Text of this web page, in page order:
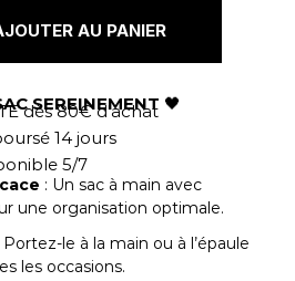
AU PANIER
SEREINEMENT 🖤
dès 80€ d'achat
14 jours
5/7
: Un sac à main avec
une organisation optimale.
Portez-le à la main ou à l’épaule
les occasions.